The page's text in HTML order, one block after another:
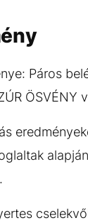
Páros
ÖSVÉNY